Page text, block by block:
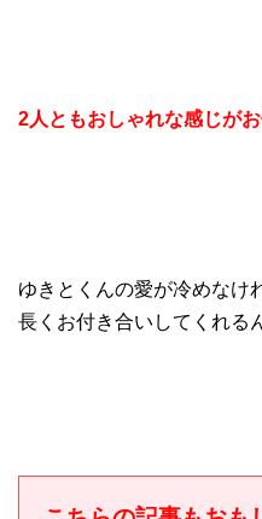
2人ともおしゃれな感じが
ゆきとくんの愛が冷めなけ
長くお付き合いしてくれる